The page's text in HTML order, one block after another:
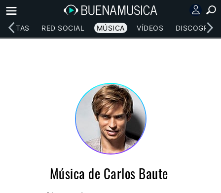
RED SOCIAL MÚSICA VÍDEOS
Música de Carlos Baute